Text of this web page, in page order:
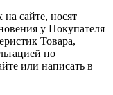
на сайте, носят
у Покупателя
Товара,
по
или написать в